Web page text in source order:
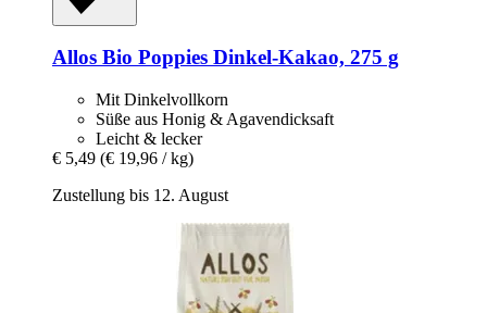
Allos Bio Poppies Dinkel-​Kakao, 275 g
Mit Dinkelvollkorn
Süße aus Honig & Agavendicksaft
Leicht & lecker
€ 5,49 (€ 19,96 / kg)
Zustellung bis 12. August